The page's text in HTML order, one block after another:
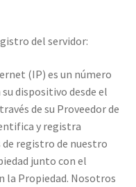
del servidor:
(IP) es un número
dispositivo desde el
de su Proveedor de
y registra
registro de nuestro
junto con el
la Propiedad. Nosotros